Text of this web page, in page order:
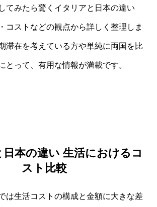
てみたら驚くイタリアと日本の違い
コストなどの観点から詳しく整理しま
滞在を考えている方や単純に両国を比
とって、有用な情報が満載です。
本の違い 生活におけるコ
スト比較
は生活コストの構成と金額に大きな差